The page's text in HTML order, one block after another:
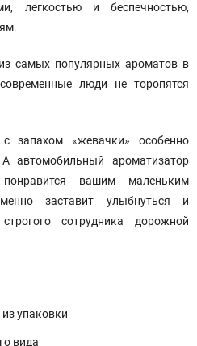
легкостью и беспечностью,
самых популярных ароматов в
люди не торопятся
запахом «жевачки» особенно
автомобильный ароматизатор
вашим маленьким
заставит улыбнуться и
сотрудника дорожной
упаковки
вида